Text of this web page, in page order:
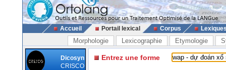
Accueil Portail lexical Corpus
Morphologie Lexicographie Etymologie
Dicosyn
CRISCO
Entrez une forme